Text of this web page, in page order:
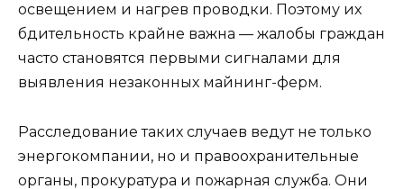
освещением и нагрев проводки. Поэтому их
бдительность крайне важна — жалобы граждан
часто становятся первыми сигналами для
выявления незаконных майнинг-ферм.
Расследование таких случаев ведут не только
энергокомпании, но и правоохранительные
органы, прокуратура и пожарная служба. Они